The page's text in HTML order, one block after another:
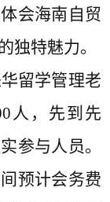
会海南自贸
独特魅力。
留学管理老
人，先到先
参与人员。
预计会务费